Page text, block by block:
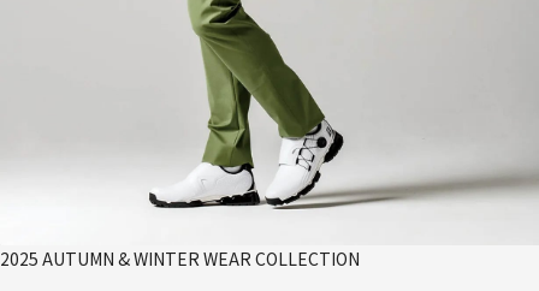
2025 AUTUMN & WINTER WEAR COLLECTION